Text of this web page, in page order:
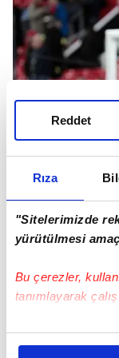
Rıza
"Sitelerimizde
yürütülmesi
Bu çerezler,
tanımlayarak
Bu çerezlere izin
Reddet
ADA
Manchester
arkasında
dildi. Milli